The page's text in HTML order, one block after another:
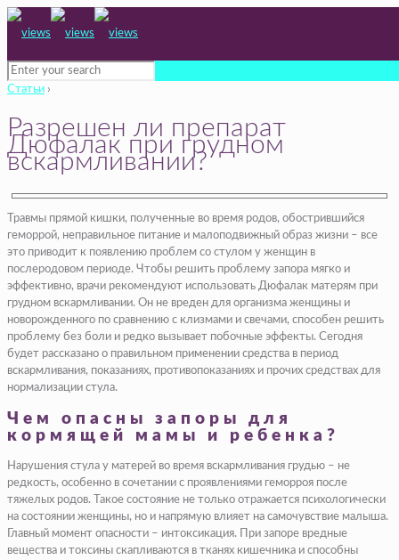
Статьи ›
Разрешен ли препарат
Дюфалак при грудном
вскармливании?
Травмы прямой кишки, полученные во время родов, обострившийся
геморрой, неправильное питание и малоподвижный образ жизни – все
это приводит к появлению проблем со стулом у женщин в
послеродовом периоде. Чтобы решить проблему запора мягко и
эффективно, врачи рекомендуют использовать Дюфалак матерям при
грудном вскармливании. Он не вреден для организма женщины и
новорожденного по сравнению с клизмами и свечами, способен решить
проблему без боли и редко вызывает побочные эффекты. Сегодня
будет рассказано о правильном применении средства в период
вскармливания, показаниях, противопоказаниях и прочих средствах для
нормализации стула.
Чем опасны запоры для
кормящей мамы и ребенка?
Нарушения стула у матерей во время вскармливания грудью – не
редкость, особенно в сочетании с проявлениями геморроя после
тяжелых родов. Такое состояние не только отражается психологически
на состоянии женщины, но и напрямую влияет на самочувствие малыша.
Главный момент опасности – интоксикация. При запоре вредные
вещества и токсины скапливаются в тканях кишечника и способны